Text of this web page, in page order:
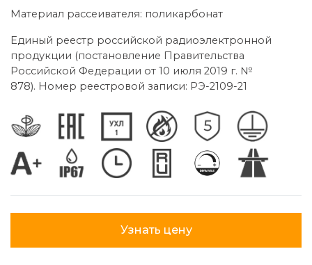
Материал рассеивателя: поликарбонат
Единый реестр российской радиоэлектронной
продукции (постановление Правительства
Российской Федерации от 10 июля 2019 г. №
878). Номер реестровой записи: РЭ-2109-21
Узнать цену